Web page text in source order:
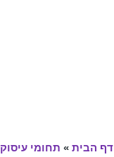
דף הבית » תחומי עיסוק